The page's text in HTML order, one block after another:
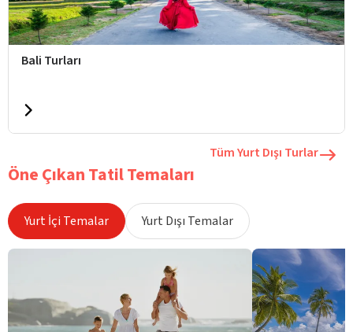
Bali Turları
Tüm Yurt Dışı Turlar
Öne Çıkan Tatil Temaları
Yurt İçi Temalar Yurt Dışı Temalar